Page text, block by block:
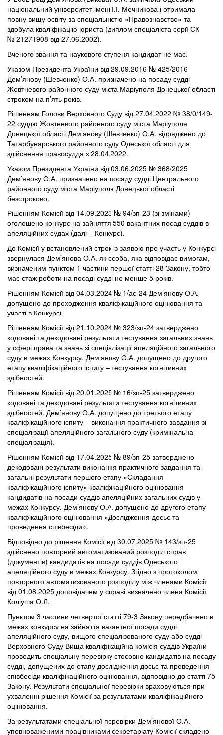
національний університет імені І.І. Мечникова і отримала
повну вищу освіту за спеціальністю «Правознавство» та
здобула кваліфікацію юриста (диплом спеціаліста серії СК
№ 21271908 від 27.06.2002).
Вченого звання та наукового ступеня кандидат не має.
Указом Президента України від 29.09.2016 № 425/2016
Дем’янову (Шевченко) О.А. призначено на посаду судді
Жовтневого районного суду міста Маріуполя Донецької області
строком на п’ять років.
Рішенням Голови Верховного Суду від 27.04.2022 № 38/0/149-
22 суддю Жовтневого районного суду міста Маріуполя
Донецької області Дем’янову (Шевченко) О.А. відряджено до
Татарбунарського районного суду Одеської області для
здійснення правосуддя з 28.04.2022.
Указом Президента України від 03.06.2025 № 368/2025
Дем’янову О.А. призначено на посаду судді Центрального
районного суду міста Маріуполя Донецької області
безстроково.
Рішенням Комісії від 14.09.2023 № 94/зп-23 (зі змінами)
оголошено конкурс на зайняття 550 вакантних посад суддів в
апеляційних судах (далі – Конкурс).
До Комісії у встановлений строк із заявою про участь у Конкурсі
звернулася Дем’янова О.А. як особа, яка відповідає вимогам,
визначеним пунктом 1 частини першої статті 28 Закону, тобто
має стаж роботи на посаді судді не менше 5 років.
Рішенням Комісії від 04.03.2024 № 1/ас-24 Дем’янову О.А.
допущено до проходження кваліфікаційного оцінювання та
участі в Конкурсі.
Рішенням Комісії від 21.10.2024 № 323/зп-24 затверджено
кодовані та декодовані результати тестування загальних знань
у сфері права та знань зі спеціалізації апеляційного загального
суду в межах Конкурсу. Дем’янову О.А. допущено до другого
етапу кваліфікаційного іспиту – тестування когнітивних
здібностей.
Рішенням Комісії від 20.01.2025 № 16/зп-25 затверджено
кодовані та декодовані результати тестування когнітивних
здібностей. Дем’янову О.А. допущено до третього етапу
кваліфікаційного іспиту – виконання практичного завдання зі
спеціалізації апеляційного загального суду (кримінальна
спеціалізація).
Рішенням Комісії від 17.04.2025 № 89/зп-25 затверджено
декодовані результати виконання практичного завдання та
загальні результати першого етапу «Складання
кваліфікаційного іспиту» кваліфікаційного оцінювання
кандидатів на посади суддів апеляційних загальних судів у
межах Конкурсу. Дем’янову О.А. допущено до другого етапу
кваліфікаційного оцінювання «Дослідження досьє та
проведення співбесіди».
Відповідно до рішення Комісії від 30.07.2025 № 143/зп-25
здійснено повторний автоматизований розподіл справ
(документів) кандидатів на посади суддів Одеського
апеляційного суду в межах Конкурсу. Згідно з протоколом
повторного автоматизованого розподілу між членами Комісії
від 01.08.2025 доповідачем у справі визначено члена Комісії
Коліуша О.Л.
Пунктом 3 частини четвертої статті 79-3 Закону передбачено в
межах конкурсу на зайняття вакантної посади судді
апеляційного суду, вищого спеціалізованого суду або судді
Верховного Суду Вища кваліфікаційна комісія суддів України
проводить спеціальну перевірку стосовно кандидатів на посаду
судді, допущених до етапу дослідження досьє та проведення
співбесіди кваліфікаційного оцінювання, відповідно до статті 75
Закону. Результати спеціальної перевірки враховуються при
ухваленні рішення Комісії за результатами кваліфікаційного
оцінювання.
За результатами спеціальної перевірки Дем’янової О.А.
уповноваженими працівниками секретаріату Комісії складено